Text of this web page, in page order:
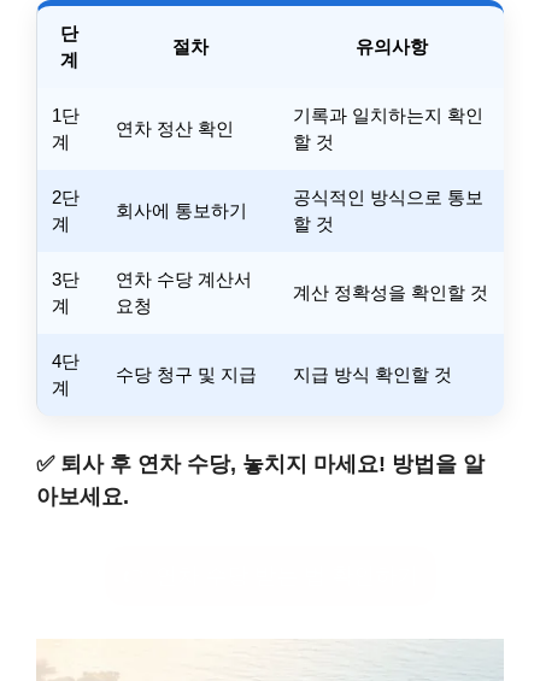
단
계
절차 유의사항
1단
계
연차 정산 확인
기록과 일치하는지 확인
할 것
2단
계
회사에 통보하기
공식적인 방식으로 통보
할 것
3단
계
연차 수당 계산서
요청
계산 정확성을 확인할 것
4단
계
수당 청구 및 지급 지급 방식 확인할 것
✅ 퇴사 후 연차 수당, 놓치지 마세요! 방법을 알
아보세요.